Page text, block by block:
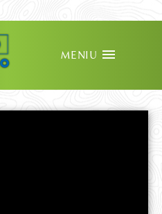
MENIU
3.5%